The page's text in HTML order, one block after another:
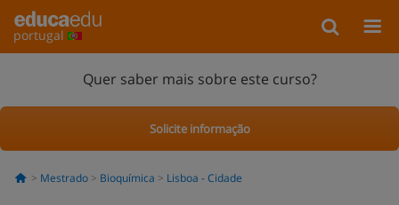
portugal
Quer saber mais sobre este curso?
Solicite informação
Mestrado Bioquímica Lisboa - Cidade